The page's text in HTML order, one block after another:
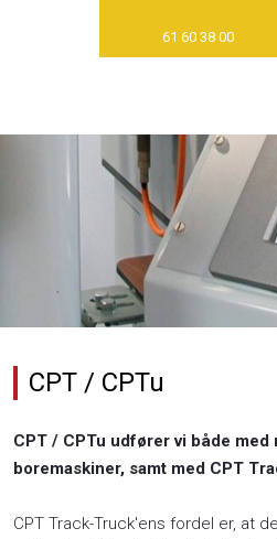
61 60 38 00
​CPT / CPTu
CPT / CPTu udfører vi både
boremaskiner, samt med CPT
CPT Track-Truck'ens fordel er, at